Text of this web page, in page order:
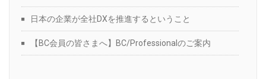
日本の企業が全社DXを推進するということ
【BC会員の皆さまへ】BC/Professionalのご案内